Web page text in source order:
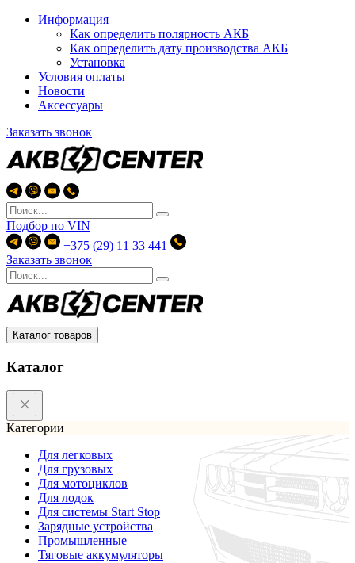
Информация
Как определить полярность АКБ
Как определить дату производства АКБ
Установка
Условия оплаты
Новости
Аксессуары
Заказать звонок
Подбор по VIN
+375 (29) 11 33 441
Заказать звонок
Каталог товаров
Каталог
Категории
Для легковых
Для грузовых
Для мотоциклов
Для лодок
Для системы Start Stop
Зарядные устройства
Промышленные
Тяговые аккумуляторы